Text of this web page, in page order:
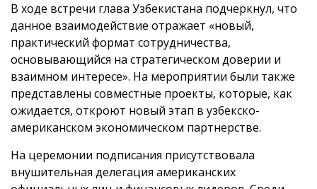
В ходе встречи глава Узбекистана подчеркнул, что
данное взаимодействие отражает «новый,
практический формат сотрудничества,
основывающийся на стратегическом доверии и
взаимном интересе». На мероприятии были также
представлены совместные проекты, которые, как
ожидается, откроют новый этап в узбекско-
американском экономическом партнерстве.
На церемонии подписания присутствовала
внушительная делегация американских